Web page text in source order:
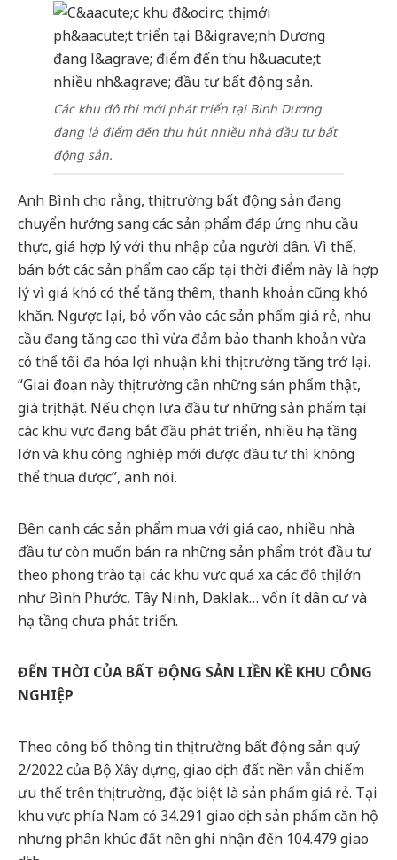
Các khu đô thị mới phát triển tại Bình Dương
đang là điểm đến thu hút nhiều nhà đầu tư bất
động sản.
Anh Bình cho rằng, thị trường bất động sản đang
chuyển hướng sang các sản phẩm đáp ứng nhu cầu
thực, giá hợp lý với thu nhập của người dân. Vì thế,
bán bớt các sản phẩm cao cấp tại thời điểm này là hợp
lý vì giá khó có thể tăng thêm, thanh khoản cũng khó
khăn. Ngược lại, bỏ vốn vào các sản phẩm giá rẻ, nhu
cầu đang tăng cao thì vừa đảm bảo thanh khoản vừa
có thể tối đa hóa lợi nhuận khi thị trường tăng trở lại.
“Giai đoạn này thị trường cần những sản phẩm thật,
giá trị thật. Nếu chọn lựa đầu tư những sản phẩm tại
các khu vực đang bắt đầu phát triển, nhiều hạ tầng
lớn và khu công nghiệp mới được đầu tư thì không
thể thua được”, anh nói.
Bên cạnh các sản phẩm mua với giá cao, nhiều nhà
đầu tư còn muốn bán ra những sản phẩm trót đầu tư
theo phong trào tại các khu vực quá xa các đô thị lớn
như Bình Phước, Tây Ninh, Daklak… vốn ít dân cư và
hạ tầng chưa phát triển.
ĐẾN THỜI CỦA BẤT ĐỘNG SẢN LIỀN KỀ KHU CÔNG
NGHIỆP
Theo công bố thông tin thị trường bất động sản quý
2/2022 của Bộ Xây dựng, giao dịch đất nền vẫn chiếm
ưu thế trên thị trường, đặc biệt là sản phẩm giá rẻ. Tại
khu vực phía Nam có 34.291 giao dịch sản phẩm căn hộ
nhưng phân khúc đất nền ghi nhận đến 104.479 giao